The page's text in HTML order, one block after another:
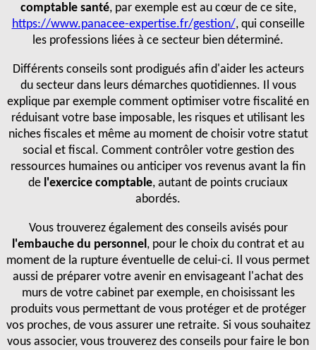
comptable santé, par exemple est au cœur de ce site,
https://www.panacee-expertise.fr/gestion/, qui conseille
les professions liées à ce secteur bien déterminé.
Différents conseils sont prodigués afin d'aider les acteurs
du secteur dans leurs démarches quotidiennes. Il vous
explique par exemple comment optimiser votre fiscalité en
réduisant votre base imposable, les risques et utilisant les
niches fiscales et même au moment de choisir votre statut
social et fiscal. Comment contrôler votre gestion des
ressources humaines ou anticiper vos revenus avant la fin
de l'exercice comptable, autant de points cruciaux
abordés.
Vous trouverez également des conseils avisés pour
l'embauche du personnel , pour le choix du contrat et au
moment de la rupture éventuelle de celui-ci. Il vous permet
aussi de préparer votre avenir en envisageant l'achat des
murs de votre cabinet par exemple, en choisissant les
produits vous permettant de vous protéger et de protéger
vos proches, de vous assurer une retraite. Si vous souhaitez
vous associer, vous trouverez des conseils pour faire le bon